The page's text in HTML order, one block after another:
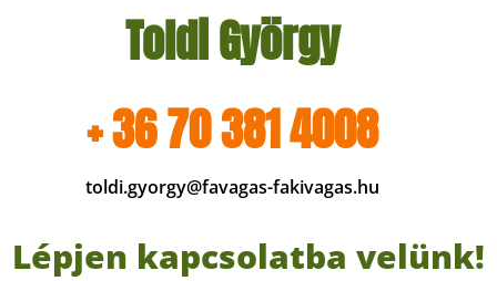
Toldi György
+ 36 70 381 4008
toldi.gyorgy@favagas-fakivagas.hu
Lépjen kapcsolatba velünk!